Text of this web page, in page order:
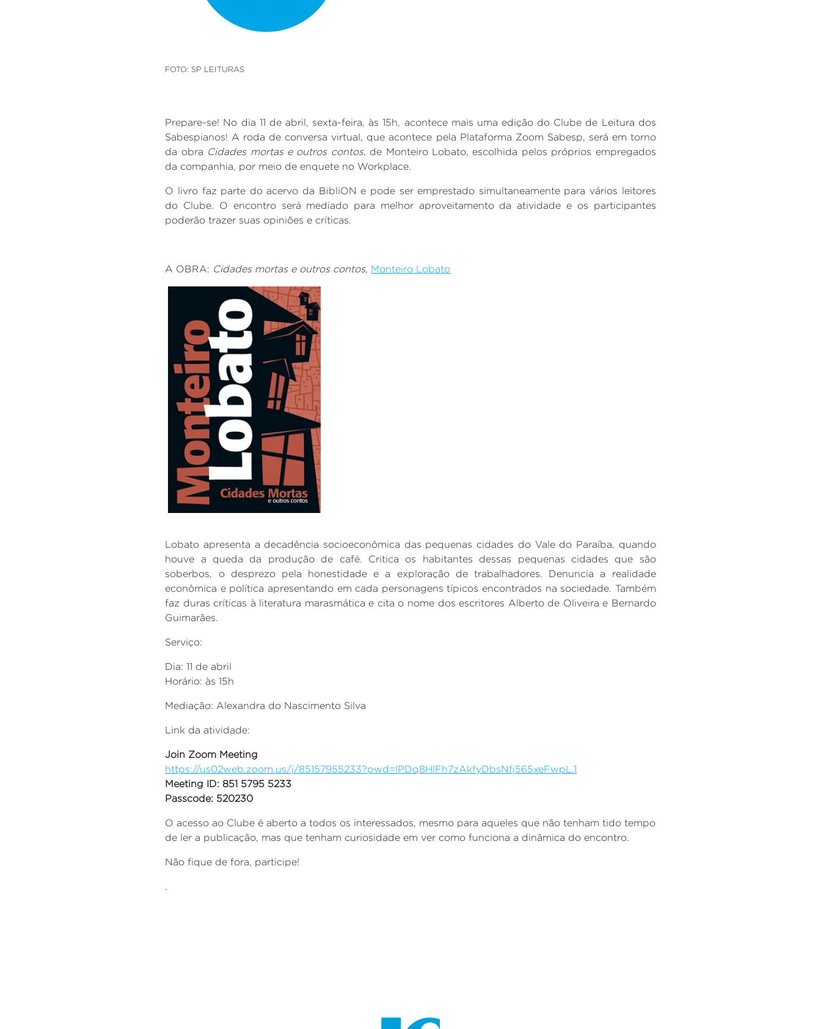
FOTO: SP LEITURAS
Prepare-se! No dia 11 de abril, sexta-feira, às 15h, acontece mais uma edição do Clube de Leitura dos
Sabespianos! A roda de conversa virtual, que acontece pela Plataforma Zoom Sabesp, será em torno
da obra Cidades mortas e outros contos, de Monteiro Lobato, escolhida pelos próprios empregados
da companhia, por meio de enquete no Workplace.
O livro faz parte do acervo da BibliON e pode ser emprestado simultaneamente para vários leitores
do Clube. O encontro será mediado para melhor aproveitamento da atividade e os participantes
poderão trazer suas opiniões e críticas.
A OBRA: Cidades mortas e outros contos, Monteiro Lobato
Lobato apresenta a decadência socioeconômica das pequenas cidades do Vale do Paraíba, quando
houve a queda da produção de café. Critica os habitantes dessas pequenas cidades que são
soberbos, o desprezo pela honestidade e a exploração de trabalhadores. Denuncia a realidade
econômica e política apresentando em cada personagens típicos encontrados na sociedade. Também
faz duras críticas à literatura marasmática e cita o nome dos escritores Alberto de Oliveira e Bernardo
Guimarães.
Serviço:
Dia: 11 de abril
Horário: às 15h
Mediação: Alexandra do Nascimento Silva
Link da atividade:
Join Zoom Meeting
https://us02web.zoom.us/j/85157955233?pwd=IPDq8HlFh7zAkfyDbsNfj565xeFwpL.1
Meeting ID: 851 5795 5233
Passcode: 520230
O acesso ao Clube é aberto a todos os interessados, mesmo para aqueles que não tenham tido tempo
de ler a publicação, mas que tenham curiosidade em ver como funciona a dinâmica do encontro.
Não fique de fora, participe!
.